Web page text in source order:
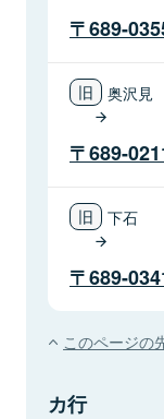
689-
奥沢見
689-
下石
689-
このページの
カ行